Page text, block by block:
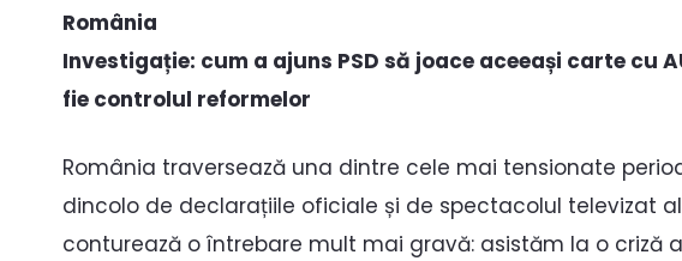
România
Investigație: cum a ajuns PSD să joace aceeași carte cu
fie controlul reformelor
România traversează una dintre cele mai tensionate
dincolo de declarațiile oficiale și de spectacolul televizat
conturează o întrebare mult mai gravă: asistăm la o criză